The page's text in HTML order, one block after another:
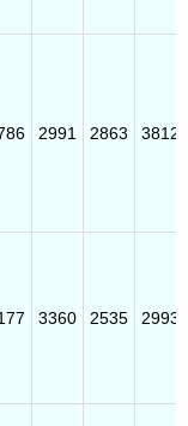
2991 2863 3812
3360 2535 2993